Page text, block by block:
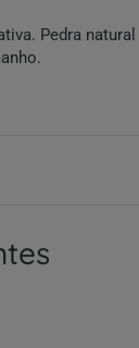
Pedra natural